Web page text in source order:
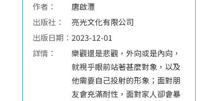
作者：
唐啟灃
出版社：
亮光文化有限公司
出版日期：2023-12-01
詳情：
樂觀還是悲觀，外向或是內向，
就視乎眼前站著甚麼對象，以及
他需要自己投射的形象；面對朋
友會充滿耐性，面對家人卻會暴